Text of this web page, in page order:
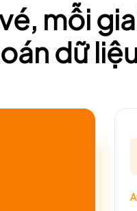
mỗi
dữ